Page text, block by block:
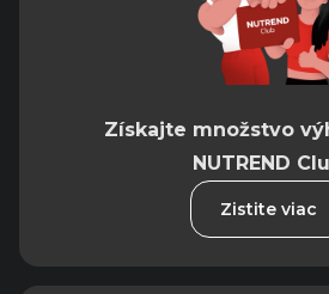
Získajte množstvo
NUTREND
Zistite viac